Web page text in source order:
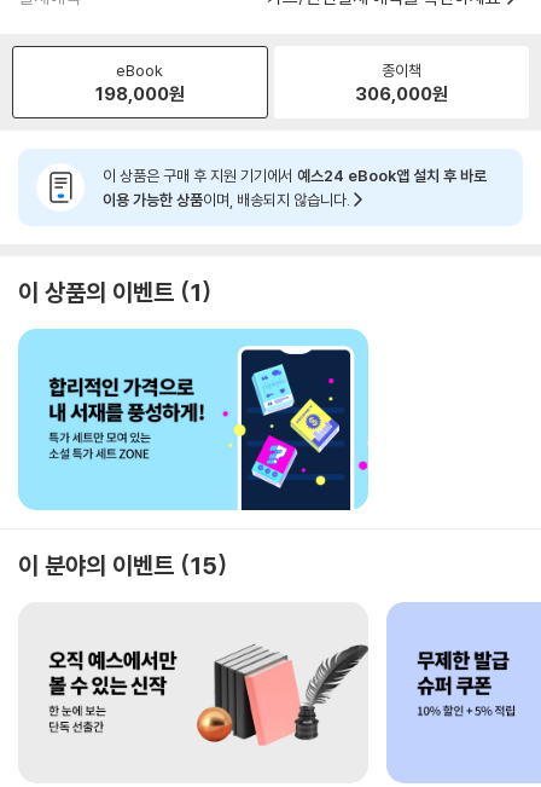
eBook
198,000원
종이책
306,000원
이 상품은 구매 후 지원 기기에서 예스24 eBook앱 설치 후 바로
이용 가능한 상품이며, 배송되지 않습니다.
이 상품의 이벤트 1
이 분야의 이벤트 15